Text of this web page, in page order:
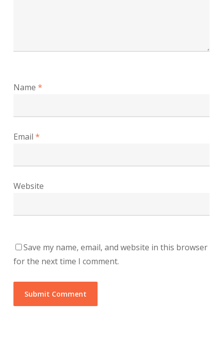
Name *
Email *
Website
Save my name, email, and website in this browser
for the next time I comment.